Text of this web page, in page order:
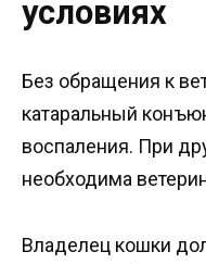
условиях
Без обращения к
катаральный
воспаления. При
необходима
Владелец кошки